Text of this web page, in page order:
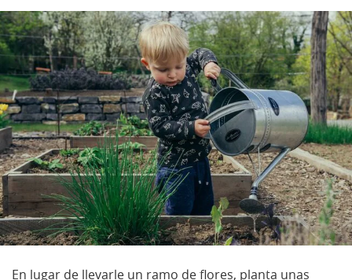
En lugar de llevarle un ramo de flores, planta unas